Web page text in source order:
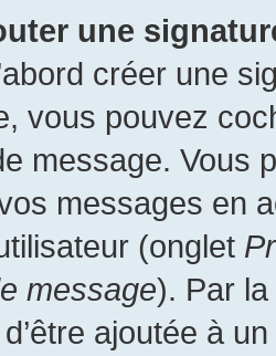
une
créer une
vous pouvez
message. Vous
messages en
(onglet
message). Par
ajoutée à